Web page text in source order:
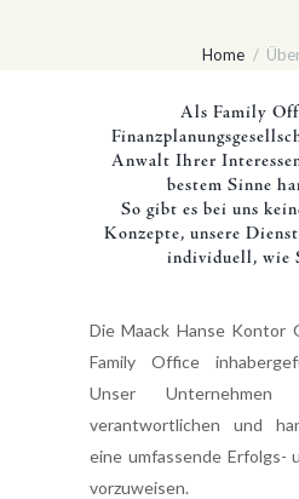
Home
Als Family
Anwalt Ihrer
bestem Sinne
So gibt es bei uns
Konzepte, unsere
individuell, wie
Die Maack Hanse Kontor
Family Office
Unser
verantwortlichen und
eine umfassende Erfolgs-
vorzuweisen.